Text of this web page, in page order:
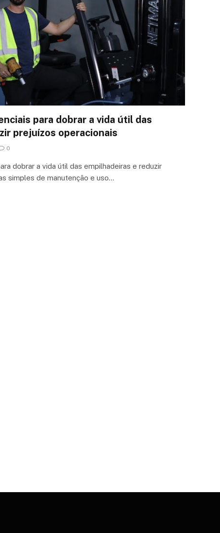
para dobrar a vida útil das
prejuízos operacionais
0
dobrar a vida útil das empilhadeiras e reduzir
simples de manutenção e uso…